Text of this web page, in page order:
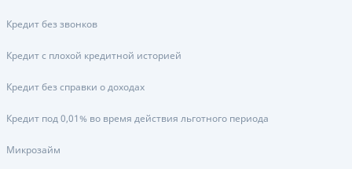
Кредит без звонков
Кредит с плохой кредитной историей
Кредит без справки о доходах
Кредит под 0,01% во время действия льготного периода
Микрозайм